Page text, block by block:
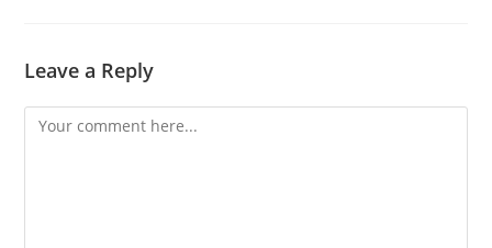
Leave a Reply
Comment